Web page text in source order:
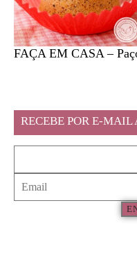
FAÇA EM CASA –
RECEBE POR E-MAIL